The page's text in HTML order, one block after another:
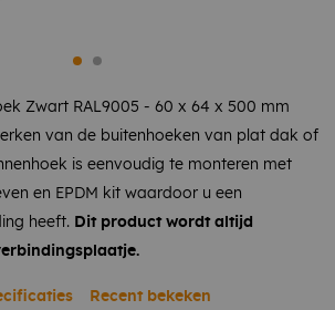
Zwart RAL9005 - 60 x 64 x 500 mm
van de buitenhoeken van plat dak of
is eenvoudig te monteren met
en EPDM kit waardoor u een
heeft. Dit product wordt altijd
Recent bekeken